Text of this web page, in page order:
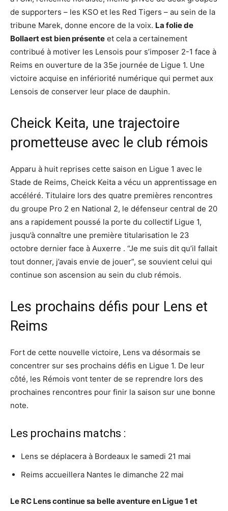
de supporters – les KSO et les Red Tigers – au sein de la
tribune Marek, donne encore de la voix. La folie de
Bollaert est bien présente et cela a certainement
contribué à motiver les Lensois pour s’imposer 2-1 face à
Reims en ouverture de la 35e journée de Ligue 1. Une
victoire acquise en infériorité numérique qui permet aux
Lensois de conserver leur place de dauphin.
Cheick Keita, une trajectoire
prometteuse avec le club rémois
Apparu à huit reprises cette saison en Ligue 1 avec le
Stade de Reims, Cheick Keita a vécu un apprentissage en
accéléré. Titulaire lors des quatre premières rencontres
du groupe Pro 2 en National 2, le défenseur central de 20
ans a rapidement poussé la porte du collectif Ligue 1,
jusqu’à connaître une première titularisation le 23
octobre dernier face à Auxerre . “Je me suis dit qu’il fallait
tout donner, j’avais envie de jouer”, se souvient celui qui
continue son ascension au sein du club rémois.
Les prochains défis pour Lens et
Reims
Fort de cette nouvelle victoire, Lens va désormais se
concentrer sur ses prochains défis en Ligue 1. De leur
côté, les Rémois vont tenter de se reprendre lors des
prochaines rencontres pour finir la saison sur une bonne
note.
Les prochains matchs :
Lens se déplacera à Bordeaux le samedi 21 mai
Reims accueillera Nantes le dimanche 22 mai
Le RC Lens continue sa belle aventure en Ligue 1 et